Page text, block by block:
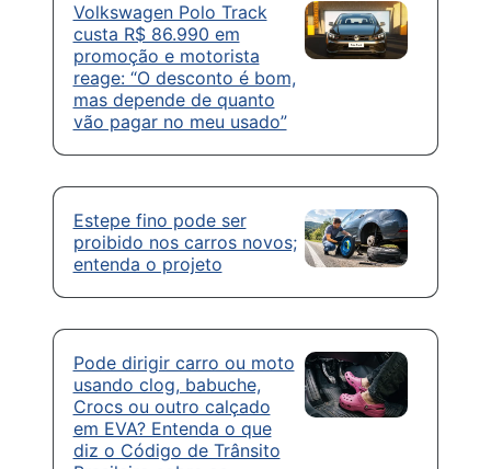
Volkswagen Polo Track
custa R$ 86.990 em
promoção e motorista
reage: “O desconto é bom,
mas depende de quanto
vão pagar no meu usado”
Estepe fino pode ser
proibido nos carros novos;
entenda o projeto
Pode dirigir carro ou moto
usando clog, babuche,
Crocs ou outro calçado
em EVA? Entenda o que
diz o Código de Trânsito